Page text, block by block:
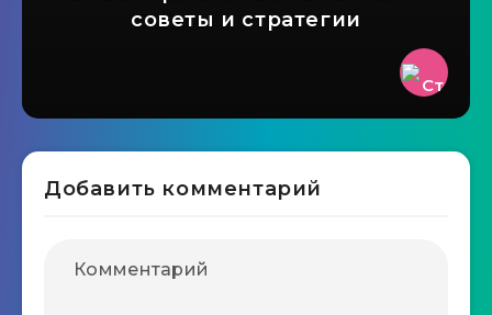
советы и стратегии
Добавить комментарий